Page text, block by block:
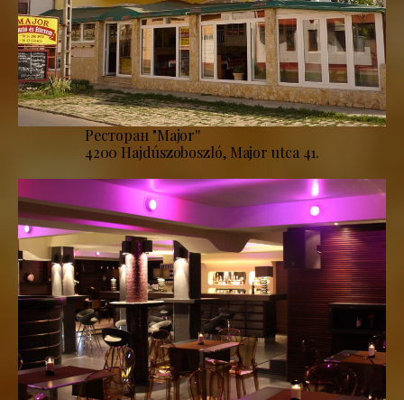
Ресторан "Major''
4200 Hajdúszoboszló, Major utca 41.